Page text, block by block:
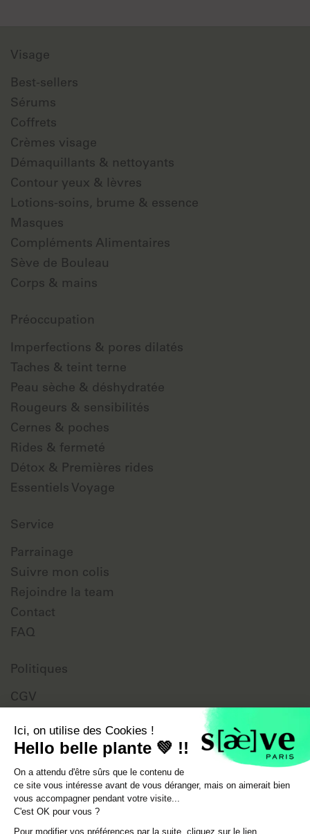
Visage
Best-sellers
Sérums
Coffrets
Crèmes visage
Démaquillants & nettoyants
Contour yeux & lèvres
Lotions-soins, brume & essence
Masques
Compléments Alimentaires
Sève de Bouleau
Corps & mains
Préoccupation
Imperfections & pores dilatés
Taches & teint terne
Peau sèche & déshydratée
Rougeurs & sensibilités
Cernes & poches
Rides & fermeté
Détox & Premières rides
Essentiels Voyage
Service
Parrainage
Suivre mon colis
Rejoindre la team
Contact
FAQ
Politiques
CGV
Mentions légales
Livraison
EmailInstagram
TikTok
Ici, on utilise des Cookies !
Hello belle plante 💚 !!
On a attendu d'être sûrs que le contenu de
ce site vous intéresse avant de vous déranger, mais on aimerait bien
vous accompagner pendant votre visite...
C'est OK pour vous ?
Pour modifier vos préférences par la suite, cliquez sur le lien